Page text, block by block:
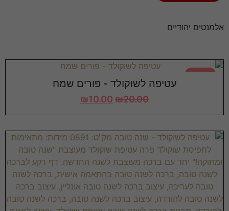
אלמנטים יהודיים
במבצע!
עטיפה לשוקולד - פורים שמח
₪20.00
₪10.00